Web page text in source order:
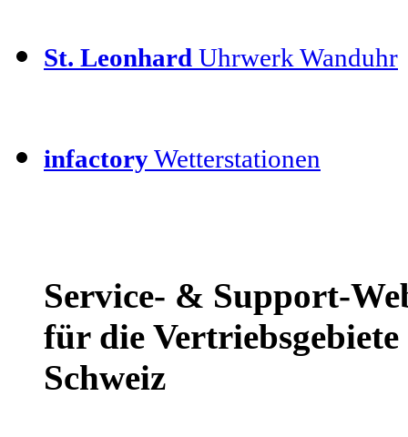
St. Leonhard Uhrwerk Wanduhr
infactoryWetterstationen
Service- & Support-
für die
Schweiz